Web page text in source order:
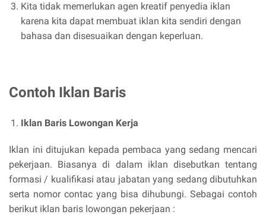
Kita tidak memerlukan agen kreatif penyedia iklan
karena kita dapat membuat iklan kita sendiri dengan
bahasa dan disesuaikan dengan keperluan.
Contoh Iklan Baris
Iklan Baris Lowongan Kerja
Iklan ini ditujukan kepada pembaca yang sedang mencari
pekerjaan. Biasanya di dalam iklan disebutkan tentang
formasi / kualifikasi atau jabatan yang sedang dibutuhkan
serta nomor contac yang bisa dihubungi. Sebagai contoh
berikut iklan baris lowongan pekerjaan :